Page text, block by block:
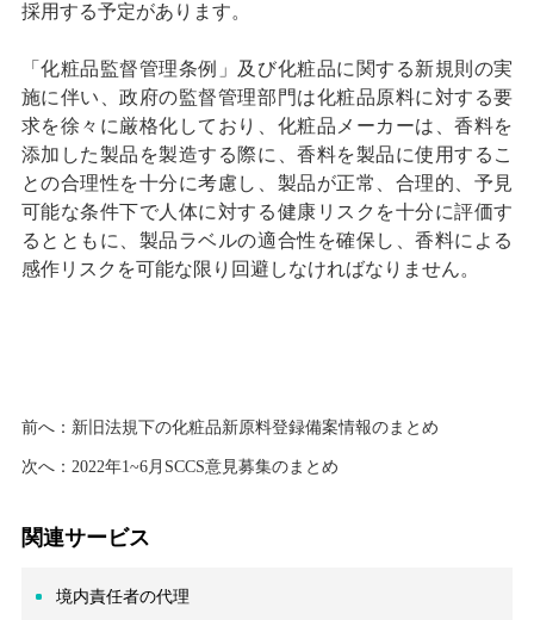
採用する予定があります。
「化粧品監督管理条例」及び化粧品に関する新規則の実
施に伴い、政府の監督管理部門は化粧品原料に対する要
求を徐々に厳格化しており、化粧品メーカーは、香料を
添加した製品を製造する際に、香料を製品に使用するこ
との合理性を十分に考慮し、製品が正常、合理的、予見
可能な条件下で人体に対する健康リスクを十分に評価す
るとともに、製品ラベルの適合性を確保し、香料による
感作リスクを可能な限り回避しなければなりません。
前へ： 新旧法規下の化粧品新原料登録備案情報のまとめ
次へ： 2022年1~6月SCCS意見募集のまとめ
関連サービス
境内責任者の代理